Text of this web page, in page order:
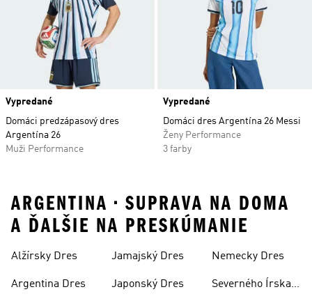
Vypredané
Domáci predzápasový dres
Argentína 26
Muži Performance
Vypredané
Domáci dres Argentína 26 Messi
Ženy Performance
3 farby
ARGENTINA • SUPRAVA NA DOMA
A ĎALŠIE NA PRESKÚMANIE
Alžírsky Dres
Argentina Dres
Jamajský Dres
Japonský Dres
Nemecky Dres
Severného Írska